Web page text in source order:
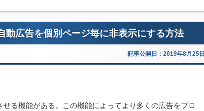
動広告を個別ページ毎に非表示にする方法
記事公開日：2019年8月25日
る機能がある。この機能によってより多くの広告をブロ